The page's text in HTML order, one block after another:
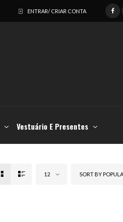
ENTRAR/ CRIAR CONTA
Vestuário E Presentes
12 SORT BY